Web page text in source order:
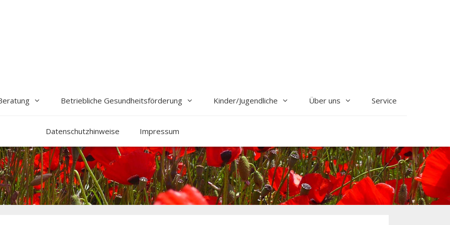
Betriebliche Gesundheitsförderung Kinder/Jugendliche Über uns Service
Datenschutzhinweise Impressum